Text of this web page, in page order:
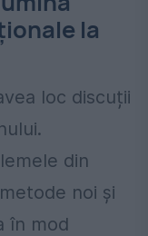
la
loc discuții
din
noi și
în mod